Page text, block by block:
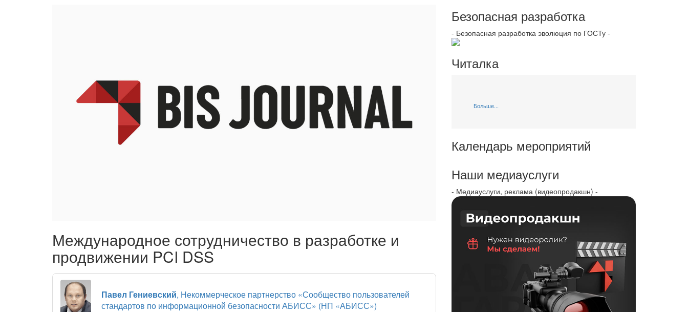
Международное сотрудничество в разработке и
продвижении PCI DSS
Павел Гениевский, Некоммерческое партнерство «Сообщество пользователей
стандартов по информационной безопасности АБИСС» (НП «АБИСС»)
Безопасная разработка
- Безопасная разработка эволюция по ГОСТу -
Читалка
Больше...
Календарь мероприятий
Наши медиауслуги
- Медиауслуги, реклама (видеопродакшн) -